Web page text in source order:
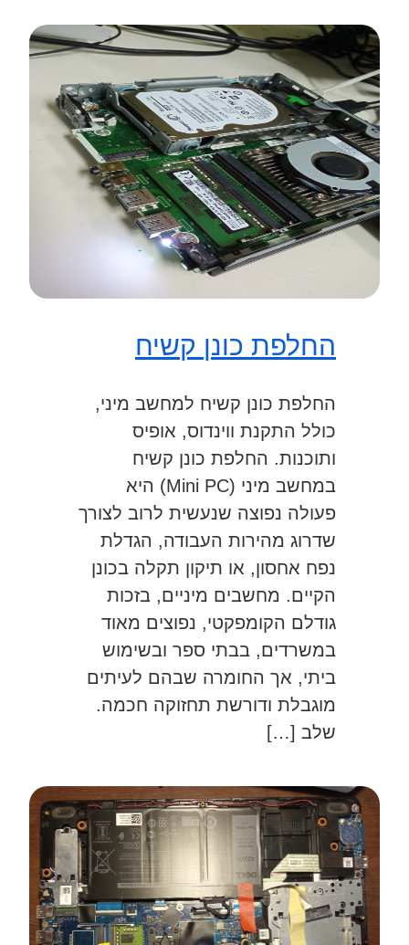
החלפת כונן קשיח
החלפת כונן קשיח למחשב מיני,
כולל התקנת ווינדוס, אופיס
ותוכנות. החלפת כונן קשיח
במחשב מיני (Mini PC) היא
פעולה נפוצה שנעשית לרוב לצורך
שדרוג מהירות העבודה, הגדלת
נפח אחסון, או תיקון תקלה בכונן
הקיים. מחשבים מיניים, בזכות
גודלם הקומפקטי, נפוצים מאוד
במשרדים, בבתי ספר ובשימוש
ביתי, אך החומרה שבהם לעיתים
מוגבלת ודורשת תחזוקה חכמה.
שלב […]